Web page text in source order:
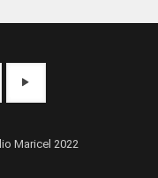
Maricel 2022